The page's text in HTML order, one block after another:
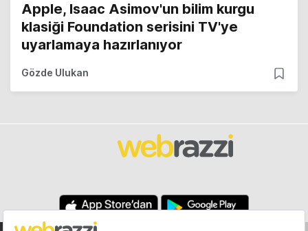
Apple, Isaac Asimov'un bilim kurgu
klasiği Foundation serisini TV'ye
uyarlamaya hazırlanıyor
Gözde Ulukan